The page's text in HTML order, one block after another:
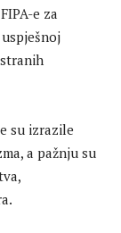
e za
su izrazile
a pažnju su